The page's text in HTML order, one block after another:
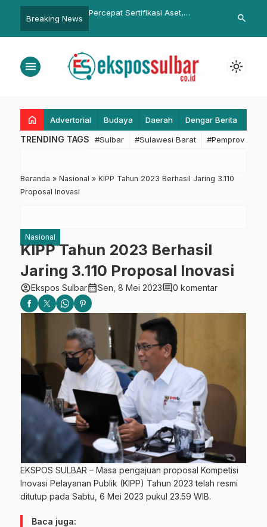
Breaking News
Sulbar Koordinasi
Pertanahan
Transformasi Digital
Ingatkan Seluruh Personel Ikuti
KominfoSS
Targetkan
search
menu light_mode
home Advertorial Budaya Daerah Dengar Berita
TRENDING TAGS #Sulbar #Sulawesi Barat #Pemprov
Beranda » Nasional » KIPP Tahun 2023 Berhasil Jaring 3.110
Proposal Inovasi
Nasional
KIPP Tahun 2023 Berhasil
Jaring 3.110 Proposal Inovasi
account_circleEkspos Sulbarcalendar_monthSen, 8 Mei 2023comment0 komentar
EKSPOS SULBAR – Masa pengajuan proposal Kompetisi
Inovasi Pelayanan Publik (KIPP) Tahun 2023 telah resmi
ditutup pada Sabtu, 6 Mei 2023 pukul 23.59 WIB.
Baca juga: